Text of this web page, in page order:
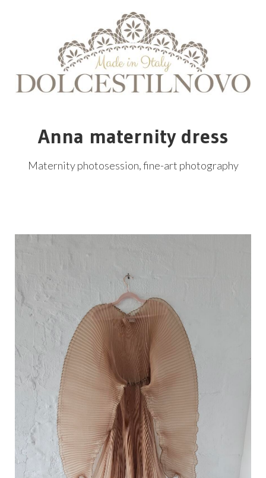
Anna maternity dress
Maternity photosession, fine-art photography